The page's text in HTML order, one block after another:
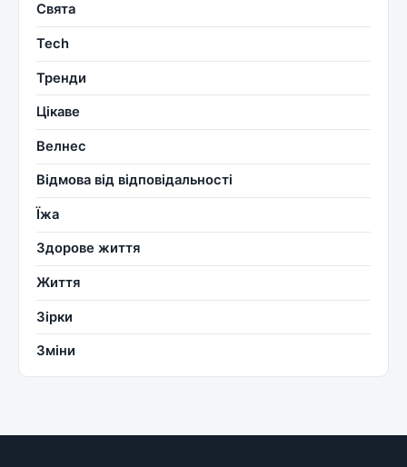
Свята
Tech
Тренди
Цікаве
Велнес
Відмова від відповідальності
Їжа
Здорове життя
Життя
Зірки
Зміни